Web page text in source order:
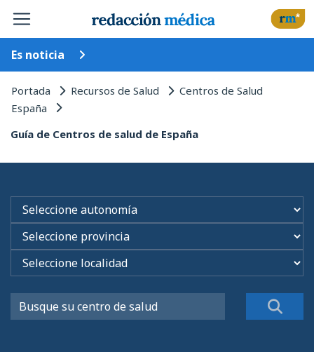
Es noticia
Portada Recursos de Salud Centros de Salud
España
Guía de Centros de salud de España